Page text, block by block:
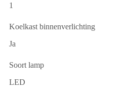
1
Koelkast binnenverlichting
Ja
Soort lamp
LED